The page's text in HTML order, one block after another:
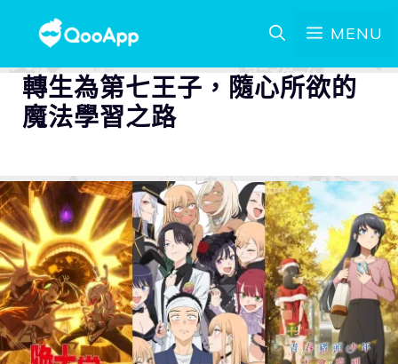
MENU
轉生為第七王子，隨心所欲的
魔法學習之路